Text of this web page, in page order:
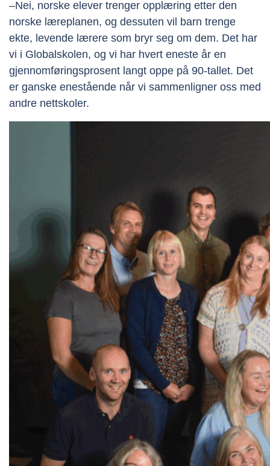
–Nei, norske elever trenger opplæring etter den
norske læreplanen, og dessuten vil barn trenge
ekte, levende lærere som bryr seg om dem. Det har
vi i Globalskolen, og vi har hvert eneste år en
gjennomføringsprosent langt oppe på 90-tallet. Det
er ganske enestående når vi sammenligner oss med
andre nettskoler.